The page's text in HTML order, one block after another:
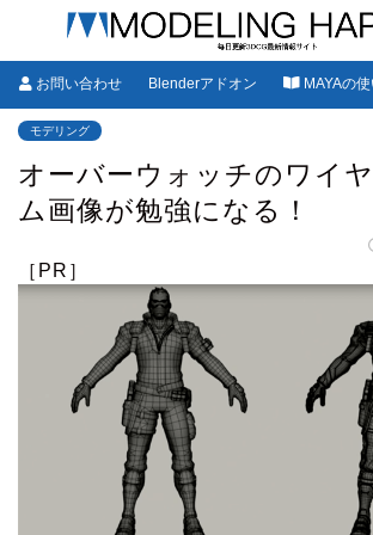
お問い合わせ Blenderアドオン MAYAの
モデリング
オーバーウォッチのワイ
ム画像が勉強になる！
［PR］